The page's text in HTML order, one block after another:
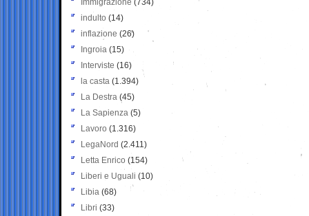
Immigrazione (734)
indulto (14)
inflazione (26)
Ingroia (15)
Interviste (16)
la casta (1.394)
La Destra (45)
La Sapienza (5)
Lavoro (1.316)
LegaNord (2.411)
Letta Enrico (154)
Liberi e Uguali (10)
Libia (68)
Libri (33)